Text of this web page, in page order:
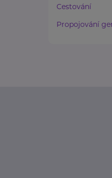
Cestování
Propojování